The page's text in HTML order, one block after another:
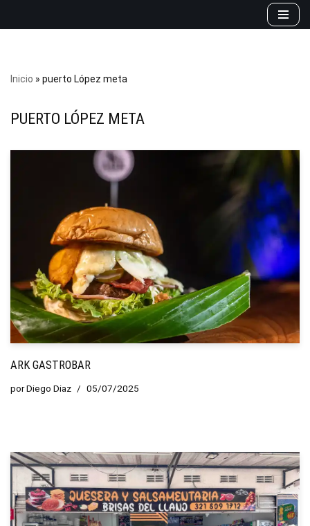
Inicio » puerto López meta
PUERTO LÓPEZ META
ARK GASTROBAR
porDiego Diaz 05/07/2025